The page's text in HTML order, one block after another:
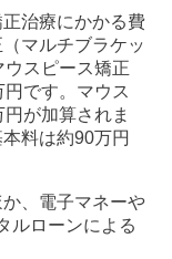
治療にかかる費
マルチブラケッ
ウスピース矯正
円です。マウス
が加算されま
料は約90万円
、電子マネーや
ルローンによる